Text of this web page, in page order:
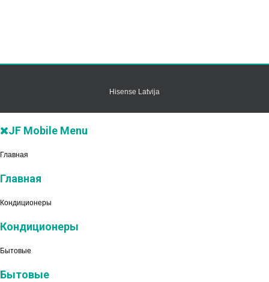
Hisense Latvija
JF Mobile Menu
Главная
Главная
Кондиционеры
Кондиционеры
Бытовые
Бытовые